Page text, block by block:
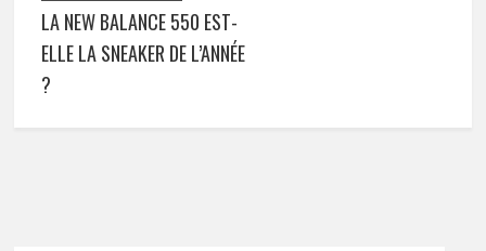
LA NEW BALANCE 550 EST-
ELLE LA SNEAKER DE L’ANNÉE
?